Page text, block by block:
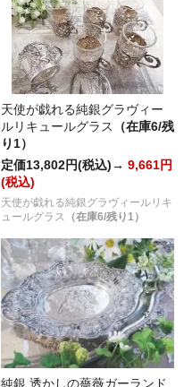
天使が戯れる純銀グラヴィー
ルリキュールグラス
（在庫6/残
り1）
定価13,802円(税込)→ 9,661円
(税込)
天使が戯れる純銀グラヴィールリキ
ュールグラス
（在庫6/残り1）
純銀 透かしの薔薇ガーランド